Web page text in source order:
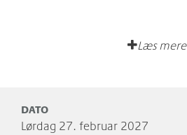
Læs mere
DATO
lørdag 27. februar 2027